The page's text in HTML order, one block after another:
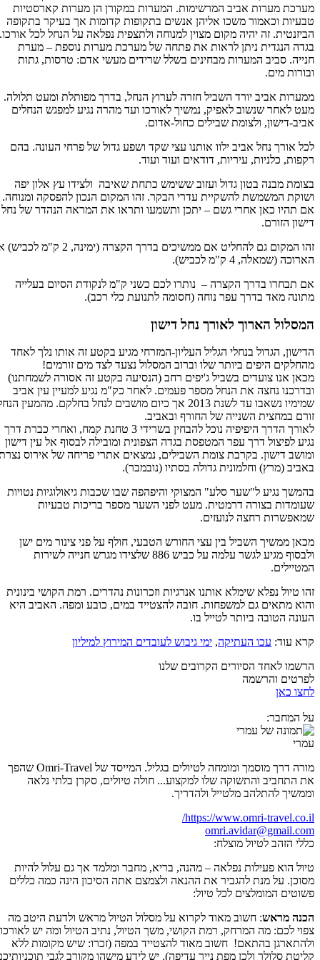
מערכת מערות אביב המרשימות. המערות במקורן הן מערות קארסטיות
טבעיות וכאמור משכו אליהן אנשים בתקופות קדומות אך בעיקר בתקופה
הביזנטית. זה יהיה מקום מצוין למנוחה ולתצפית נפלאה על הנחל לכל אורכו.
בגדה הנגדית ניתן לראות את פתחה של מערכת מערות נוספת – מערת
חנייה. סביב המערות מבחינים בשלל שרידים מעשי אדם: טרסות, גתות
ובורות מים.
ממערות אביב יורד השביל חזרה לערוץ הנחל, בדרך מפותלת ומעט תלולה.
מעט לאחר שנשוב לאפיק, נמשיך לאורכו ועד מהרה נגיע למפגש הנחלים
אביב-דישון, ולצומת שבילים כחול-אדום.
לכל אורך נחל אביב ילוו אותנו עצי שקד ושפע גדול של פרחי העונה. בהם
רקפות, כלניות, עיריות, דודאים ועוד ועוד.
בצומת מבנה בטון גדול ועזוב ששימש כתחת שאיבה ולצידו עץ אלון יפה
ושוקת המשמשת להשקיית עדרי הבקר. זהו המקום הנכון להפסקה ומנוחה.
אם תהיו כאן אחרי גשם – יתכן ותשמעו ותראו את המראה הנהדר של נחל
דישון הזורם.
זהו המקום גם להחליט אם ממשיכים בדרך הקצרה (ימינה, 2 ק"מ לכביש) או
הארוכה (שמאלה, 4 ק"מ לכביש).
אם תבחרו בדרך הקצרה – נותרו לכם כשני ק"מ לנקודת הסיום בעלייה
מתונה מאד בדרך עפר נוחה (חסומה לתנועת כלי רכב).
המסלול הארוך לאורך נחל דישון
הדישון, הגדול בנחלי הגליל העליון-המזרחי מגיע בקטע זה אותו נלך לאחד
מהחלקים היפים ביותר שלו וברוב המסלול נצעד לצד מים זורמים!
מכאן אנו צועדים בשביל ג'יפים רחב (הנסיעה בקטע זה אסורה לשמחתנו)
ובדרכנו נחצה את הנחל מספר פעמים. לאחר כק"מ נגיע למעיין עין אביב
שמימיו נשאבו עד לשנת 2013 אך כיום מושבים לנחל בחלקם. מהמעין הנחל
זורם במחצית השנייה של החורף ובאביב.
לאורך הדרך היפיפיה נוכל להבחין בשרידי 3 טחנת קמח, ואחרי כברת דרך
נגיע לפיצול דרך עפר המטפסת בגדה הצפונית ומובילה לבסוף אל עין דישון
ומושב דישון. בקרבת צומת השבילים, נמצאים אתרי פריחה של אירוס נצרתי
באביב (מרץ) וחלמונית גדולה בסתיו (נובמבר).
בהמשך נגיע ל"שער סלע" המצוקי והיפהפה שבו שכבות גיאולוגיות נטויות
שעומדות בצורה דרמטית. מעט לפני השער מספר בריכות טבעיות
שמאפשרות רחצה לנועזים.
מכאן ממשיך השביל בין עצי החורש הטבעי, חולף על פני צינור מים ישן
ולבסוף מגיע לגשר עלמה על כביש 886 שלצידו מגרש חנייה לשירות
המטיילים.
זהו טיול נפלא שימלא אותנו אנרגיות וזכרונות נהדרים. רמת הקושי בינונית
והוא מתאים גם למשפחות. חובה להצטייד במים, כובע ומפה. האביב היא
העונה הטובה ביותר לטייל בו.
קרא עוד:עכו העתיקה,ימי גיבוש לעובדים המירוץ למיליון
הרשמו לאחד הסיורים הקרובים שלנו
לפרטים והרשמה
לחצו כאן
על המחבר:
עמרי
מורה דרך מוסמך ומומחה לטיולים בגליל. המייסד של Omri-Travel שהפך
את התחביב והתשוקה שלו למקצוע... חולה טיולים, סקרן בלתי נלאה
וממשיך להתלהב מלטייל ולהדריך.
https://www.omri-travel.co.il/
omri.avidar@gmail.com
כללי הזהב לטיול מוצלח:
טיול הוא פעילות נפלאה – מהנה, בריא, מחבר ומלמד אך גם עלול להיות
מסוכן. על מנת להגביר את ההנאה ולצמצם אתה הסיכון הינה כמה כללים
פשוטים המומלצים לכל טיול:
הכנה מראש: חשוב מאוד לקרוא על מסלול הטיול מראש ולדעת היטב מה
צפוי לכם: מה המרחק, רמת הקושי, משך הטיול, נתיב הטיול ומה יש לאורכו
ולהתארגן בהתאם! חשוב מאוד להצטייד במפה (זכרו: שיש מקומות ללא
קליטת סלולר ולכן מפת נייר עדיפה). יש לידע מישהו מקורב לגבי תוכניותיכם